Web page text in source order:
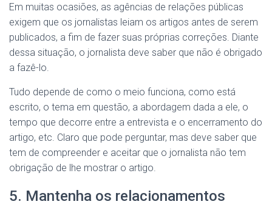
Em muitas ocasiões, as agências de relações públicas
exigem que os jornalistas leiam os artigos antes de serem
publicados, a fim de fazer suas próprias correções. Diante
dessa situação, o jornalista deve saber que não é obrigado
a fazê-lo.
Tudo depende de como o meio funciona, como está
escrito, o tema em questão, a abordagem dada a ele, o
tempo que decorre entre a entrevista e o encerramento do
artigo, etc. Claro que pode perguntar, mas deve saber que
tem de compreender e aceitar que o jornalista não tem
obrigação de lhe mostrar o artigo.
5. Mantenha os relacionamentos